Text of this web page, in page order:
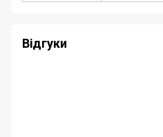
Відгуки